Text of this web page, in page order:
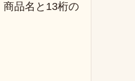
商品名と13桁の